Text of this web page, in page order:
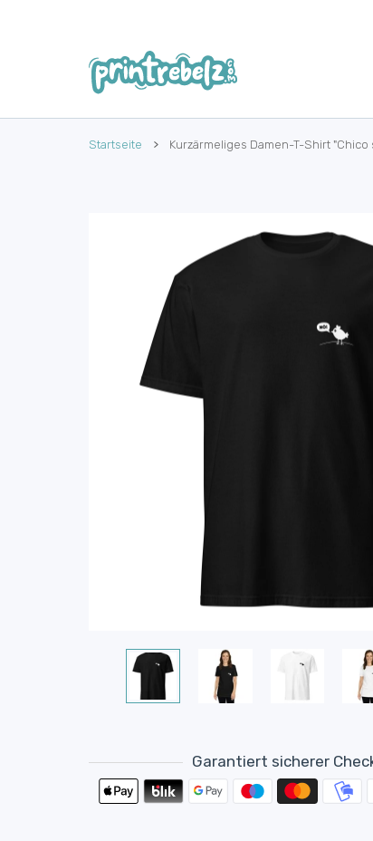
Startseite Kurzärmeliges Damen-T-Shirt "Chico
Garantiert sicherer